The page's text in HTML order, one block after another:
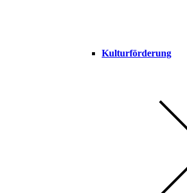
Kulturförderung